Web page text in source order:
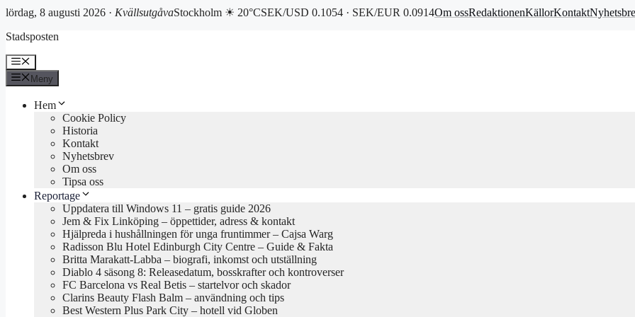
lördag, 8 augusti 2026 · KvällsutgåvaStockholm ☀ 20°CSEK/USD 0.1054 · SEK/EUR 0.0914Om ossRedaktionenKällorKontakt
till
Stadsposten
Meny
Meny
Hem
Cookie Policy
Historia
Kontakt
Nyhetsbrev
Om oss
Tipsa oss
Reportage
Uppdatera till Windows 11 – gratis guide 2026
Jem & Fix Linköping – öppettider, adress & kontakt
Hjälpreda i hushållningen för unga fruntimmer – Cajsa Warg
Radisson Blu Hotel Edinburgh City Centre – Guide & Fakta
Britta Marakatt-Labba – biografi, inkomst och utställning
Diablo 4 säsong 8: Releasedatum, bosskrafter och kontroverser
FC Barcelona vs Real Betis – startelvor och skador
Clarins Beauty Flash Balm – användning och tips
Best Western Plus Park City – hotell vid Globen